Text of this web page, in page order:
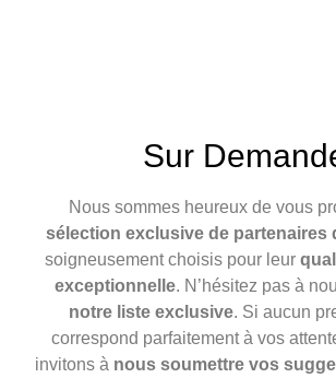
Sur
Nous sommes heureux de vous
sélection exclusive de partenaires
soigneusement choisis pour leur
exceptionnelle. N’hésitez pas à
notre liste exclusive. Si aucun
correspond parfaitement à vos
invitons à nous soumettre vos